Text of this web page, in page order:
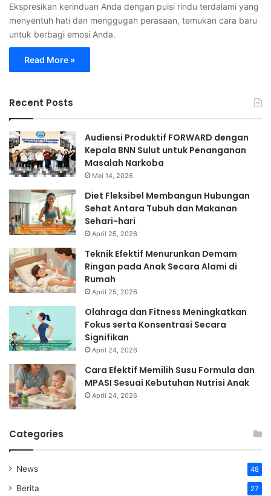
Ekspresikan kerinduan Anda dengan puisi rindu terdalami yang
menyentuh hati dan menggugah perasaan, temukan cara baru
untuk berbagi emosi Anda.
Read More »
Recent Posts
Audiensi Produktif FORWARD dengan
Kepala BNN Sulut untuk Penanganan
Masalah Narkoba
Mei 14, 2026
Diet Fleksibel Membangun Hubungan
Sehat Antara Tubuh dan Makanan
Sehari-hari
April 25, 2026
Teknik Efektif Menurunkan Demam
Ringan pada Anak Secara Alami di
Rumah
April 25, 2026
Olahraga dan Fitness Meningkatkan
Fokus serta Konsentrasi Secara
Signifikan
April 24, 2026
Cara Efektif Memilih Susu Formula dan
MPASI Sesuai Kebutuhan Nutrisi Anak
April 24, 2026
Categories
News 48
Berita 27